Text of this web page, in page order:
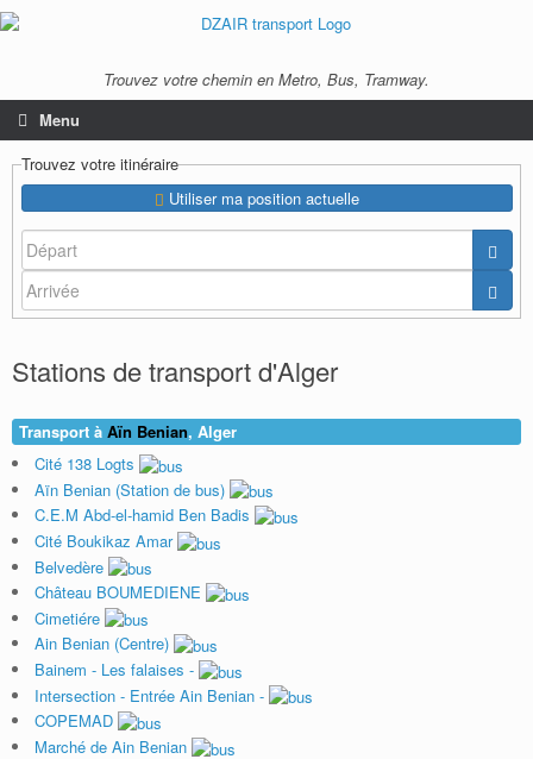
Trouvez votre chemin en Metro, Bus, Tramway.
Menu
Trouvez votre itinéraire
Utiliser ma position actuelle
Stations de transport d'Alger
Transport à Aïn Benian, Alger
Cité 138 Logts
Aïn Benian (Station de bus)
C.E.M Abd-el-hamid Ben Badis
Cité Boukikaz Amar
Belvedère
Château BOUMEDIENE
Cimetiére
Ain Benian (Centre)
Bainem - Les falaises -
Intersection - Entrée Ain Benian -
COPEMAD
Marché de Ain Benian